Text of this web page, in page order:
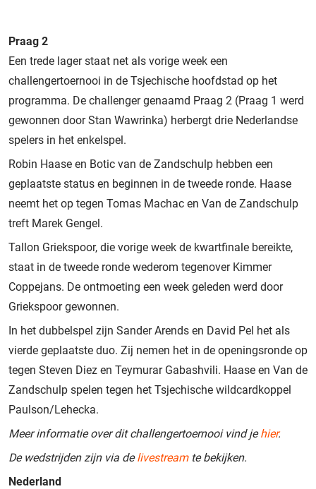
Praag 2
Een trede lager staat net als vorige week een
challengertoernooi in de Tsjechische hoofdstad op het
programma. De challenger genaamd Praag 2 (Praag 1 werd
gewonnen door Stan Wawrinka) herbergt drie Nederlandse
spelers in het enkelspel.
Robin Haase en Botic van de Zandschulp hebben een
geplaatste status en beginnen in de tweede ronde. Haase
neemt het op tegen Tomas Machac en Van de Zandschulp
treft Marek Gengel.
Tallon Griekspoor, die vorige week de kwartfinale bereikte,
staat in de tweede ronde wederom tegenover Kimmer
Coppejans. De ontmoeting een week geleden werd door
Griekspoor gewonnen.
In het dubbelspel zijn Sander Arends en David Pel het als
vierde geplaatste duo. Zij nemen het in de openingsronde op
tegen Steven Diez en Teymurar Gabashvili. Haase en Van de
Zandschulp spelen tegen het Tsjechische wildcardkoppel
Paulson/Lehecka.
Meer informatie over dit challengertoernooi vind jehier.
De wedstrijden zijn via delivestreamte bekijken.
Nederland